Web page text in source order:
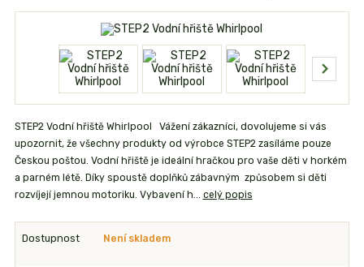
STEP2 Vodní hřiště Whirlpool Vážení zákazníci, dovolujeme si vás
upozornit, že všechny produkty od výrobce STEP2 zasíláme pouze
Českou poštou. Vodní hřiště je ideální hračkou pro vaše děti v horkém
a parném létě. Díky spoustě doplňků zábavným způsobem si děti
rozvíjejí jemnou motoriku. Vybavení h... celý popis
Dostupnost Není skladem